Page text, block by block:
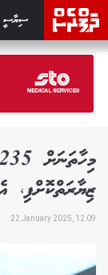
ސިޔާސީ
22 January 2025, 12:09